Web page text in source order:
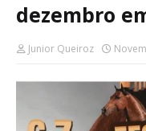
dezembro
Junior Queiroz